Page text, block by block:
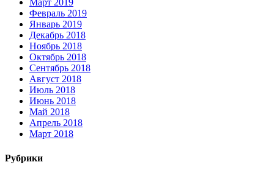
Март 2019
Февраль 2019
Январь 2019
Декабрь 2018
Ноябрь 2018
Октябрь 2018
Сентябрь 2018
Август 2018
Июль 2018
Июнь 2018
Май 2018
Апрель 2018
Март 2018
Рубрики